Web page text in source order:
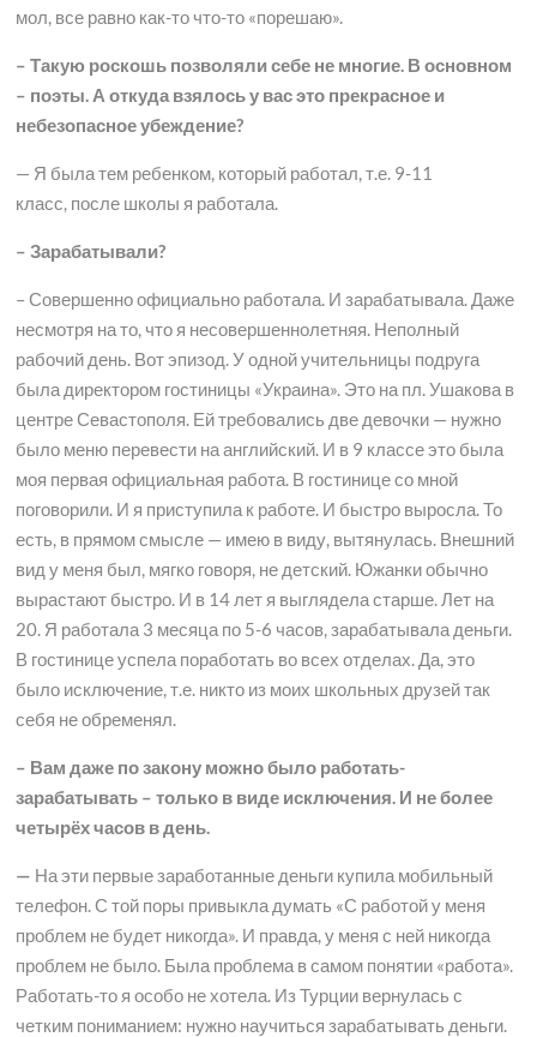
мол, все равно как-то что-то «порешаю».
– Такую роскошь позволяли себе не многие. В основном
– поэты. А откуда взялось у вас это прекрасное и
небезопасное убеждение?
— Я была тем ребенком, который работал, т.е. 9-11
класс, после школы я работала.
– Зарабатывали?
– Совершенно официально работала. И зарабатывала. Даже
несмотря на то, что я несовершеннолетняя. Неполный
рабочий день. Вот эпизод. У одной учительницы подруга
была директором гостиницы «Украина». Это на пл. Ушакова в
центре Севастополя. Ей требовались две девочки — нужно
было меню перевести на английский. И в 9 классе это была
моя первая официальная работа. В гостинице со мной
поговорили. И я приступила к работе. И быстро выросла. То
есть, в прямом смысле — имею в виду, вытянулась. Внешний
вид у меня был, мягко говоря, не детский. Южанки обычно
вырастают быстро. И в 14 лет я выглядела старше. Лет на
20. Я работала 3 месяца по 5-6 часов, зарабатывала деньги.
В гостинице успела поработать во всех отделах. Да, это
было исключение, т.е. никто из моих школьных друзей так
себя не обременял.
– Вам даже по закону можно было работать-
зарабатывать – только в виде исключения. И не более
четырёх часов в день.
— На эти первые заработанные деньги купила мобильный
телефон. С той поры привыкла думать «С работой у меня
проблем не будет никогда». И правда, у меня с ней никогда
проблем не было. Была проблема в самом понятии «работа».
Работать-то я особо не хотела. Из Турции вернулась с
четким пониманием: нужно научиться зарабатывать деньги.